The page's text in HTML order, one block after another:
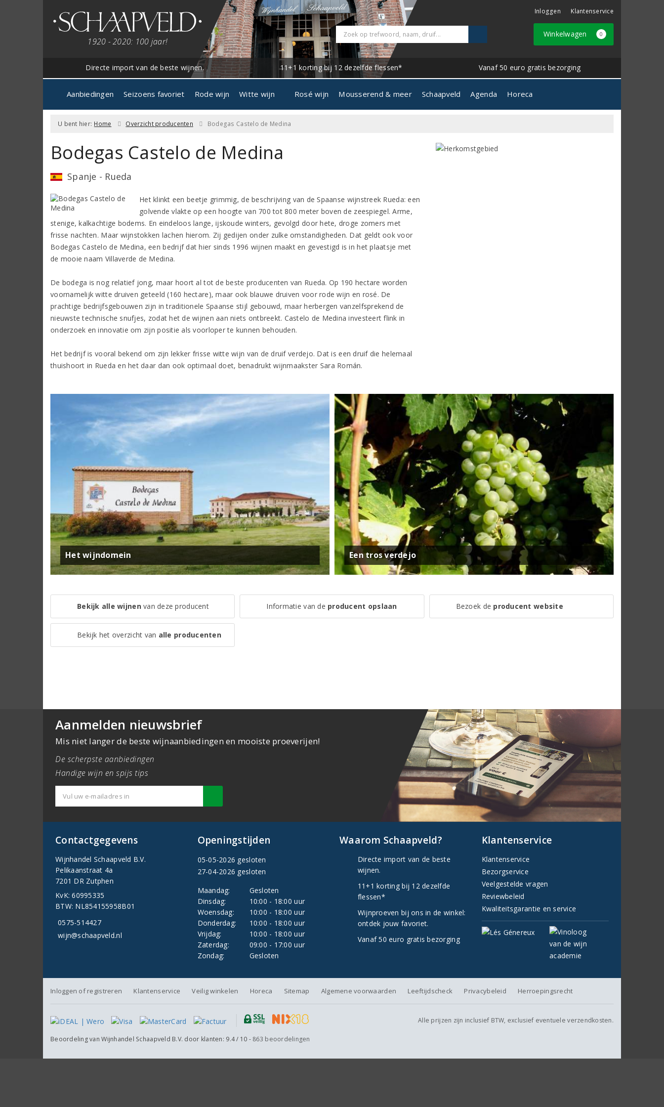
1920 - 2020: 100 jaar!
Inloggen Klantenservice
Winkelwagen 0
Directe import van de beste wijnen. 11+1 korting bij 12 dezelfde flessen* Vanaf 50 euro gratis bezorging
Aanbiedingen Seizoens favoriet Rode wijn Witte wijn Rosé wijn Mousserend & meer Schaapveld Agenda Horeca
U bent hier: Home Overzicht producenten Bodegas Castelo de Medina
Bodegas Castelo de Medina
Spanje - Rueda
Het klinkt een beetje grimmig, de beschrijving van de Spaanse wijnstreek Rueda: een
golvende vlakte op een hoogte van 700 tot 800 meter boven de zeespiegel. Arme,
stenige, kalkachtige bodems. En eindeloos lange, ijskoude winters, gevolgd door hete, droge zomers met
frisse nachten. Maar wijnstokken lachen hierom. Zij gedijen onder zulke omstandigheden. Dat geldt ook voor
Bodegas Castelo de Medina, een bedrijf dat hier sinds 1996 wijnen maakt en gevestigd is in het plaatsje met
de mooie naam Villaverde de Medina.
De bodega is nog relatief jong, maar hoort al tot de beste producenten van Rueda. Op 190 hectare worden
voornamelijk witte druiven geteeld (160 hectare), maar ook blauwe druiven voor rode wijn en rosé. De
prachtige bedrijfsgebouwen zijn in traditionele Spaanse stijl gebouwd, maar herbergen vanzelfsprekend de
nieuwste technische snufjes, zodat het de wijnen aan niets ontbreekt. Castelo de Medina investeert flink in
onderzoek en innovatie om zijn positie als voorloper te kunnen behouden.
Het bedrijf is vooral bekend om zijn lekker frisse witte wijn van de druif verdejo. Dat is een druif die helemaal
thuishoort in Rueda en het daar dan ook optimaal doet, benadrukt wijnmaakster Sara Román.
Het wijndomein Een tros verdejo
Bekijk alle wijnenvan deze producent Informatie van de producent opslaan Bezoek de producent website
Bekijk het overzicht van alle producenten
Aanmelden nieuwsbrief
Mis niet langer de beste wijnaanbiedingen en mooiste proeverijen!
De scherpste aanbiedingen
Handige wijn en spijs tips
Contactgegevens
Wijnhandel Schaapveld B.V.
Pelikaanstraat 4a
7201 DR Zutphen
KvK: 60995335
BTW: NL854155958B01
0575-514427
wijn@schaapveld.nl
Openingstijden
05-05-2026 gesloten
27-04-2026 gesloten
Maandag:
Gesloten
Dinsdag:
10:00 - 18:00 uur
Woensdag:
10:00 - 18:00 uur
Donderdag:
10:00 - 18:00 uur
Vrijdag:
10:00 - 18:00 uur
Zaterdag:
09:00 - 17:00 uur
Zondag:
Gesloten
Waarom Schaapveld?
Directe import van de beste
wijnen.
11+1 korting bij 12 dezelfde
flessen*
Wijnproeven bij ons in de winkel:
ontdek jouw favoriet.
Vanaf 50 euro gratis bezorging
Klantenservice
Klantenservice
Bezorgservice
Veelgestelde vragen
Reviewbeleid
Kwaliteitsgarantie en service
Inloggen of registreren Klantenservice Veilig winkelen Horeca Sitemap Algemene voorwaarden Leeftijdscheck Privacybeleid Herroepingsrecht
Alle prijzen zijn inclusief BTW, exclusief eventuele verzendkosten.
Beoordeling vanWijnhandel Schaapveld B.V. door klanten: 9.4/ 10 - 863 beoordelingen